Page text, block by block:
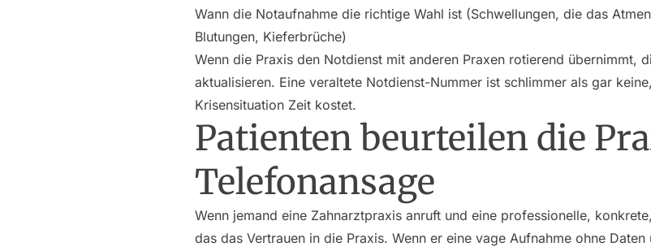
Wann die Notaufnahme die richtige Wahl ist (Schwellungen, die das
Blutungen, Kieferbrüche)
Wenn die Praxis den Notdienst mit anderen Praxen rotierend übernimmt,
aktualisieren. Eine veraltete Notdienst-Nummer ist schlimmer als gar
Krisensituation Zeit kostet.
Patienten beurteilen die
Telefonansage
Wenn jemand eine Zahnarztpraxis anruft und eine professionelle,
das das Vertrauen in die Praxis. Wenn er eine vage Aufnahme ohne